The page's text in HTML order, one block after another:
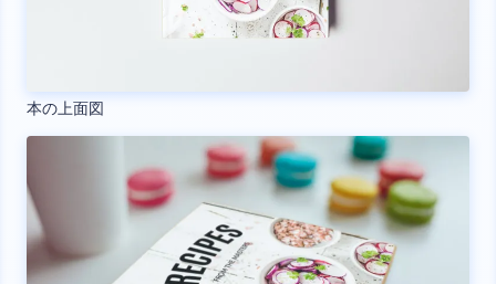
本の上面図